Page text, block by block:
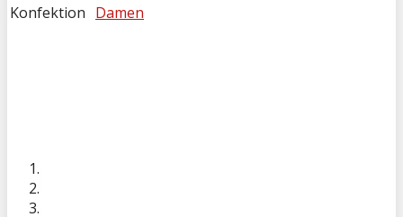
Konfektion Damen